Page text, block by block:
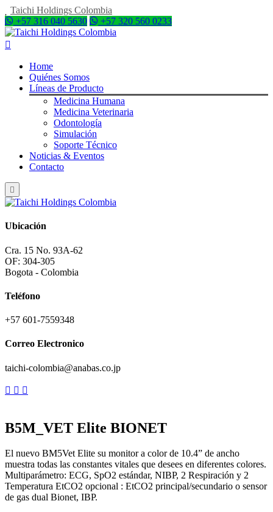
Taichi Holdings Colombia
+57 316 040 5630
+57 320 560 0233
Home
Quiénes Somos
Líneas de Producto
Medicina Humana
Medicina Veterinaria
Odontología
Simulación
Soporte Técnico
Noticias & Eventos
Contacto
Ubicación
Cra. 15 No. 93A-62
OF: 304-305
Bogota - Colombia
Teléfono
+57 601-7559348
Correo Electronico
taichi-colombia@anabas.co.jp
B5M_VET Elite BIONET
El nuevo BM5Vet Elite su monitor a color de 10.4” de ancho
muestra todas las constantes vitales que desees en diferentes colores.
Multiparámetro: ECG, SpO2 estándar, NIBP, 2 Respiración y 2
Temperatura EtCO2 opcional : EtCO2 principal/secundario o sensor
de gas dual Bionet, IBP.